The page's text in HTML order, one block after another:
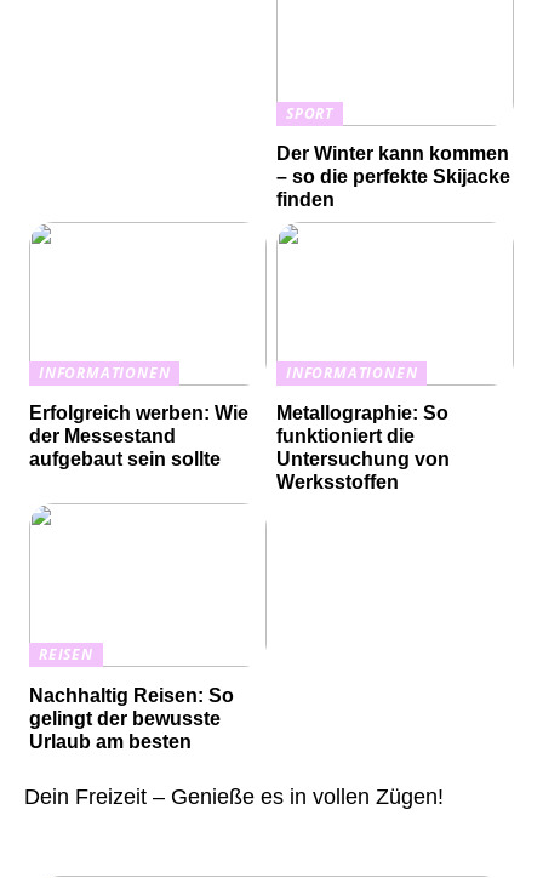
SPORT
Der Winter kann kommen
– so die perfekte Skijacke
finden
INFORMATIONEN
Erfolgreich werben: Wie
der Messestand
aufgebaut sein sollte
INFORMATIONEN
Metallographie: So
funktioniert die
Untersuchung von
Werksstoffen
REISEN
Nachhaltig Reisen: So
gelingt der bewusste
Urlaub am besten
Dein Freizeit – Genieße es in vollen Zügen!